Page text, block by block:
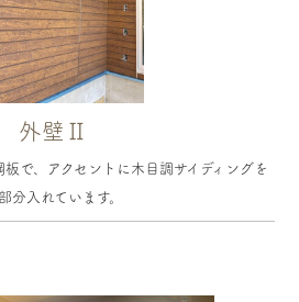
外壁Ⅱ
で、アクセントに木目調サイディングを
分入れています。